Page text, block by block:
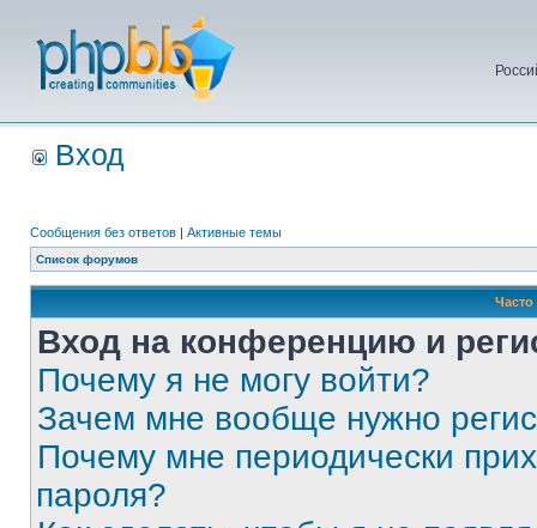
Вход
Сообщения без ответов | Активные темы
Список форумов
Вход на конференцию и
Почему я не могу войти?
Зачем мне вообще нужно
Почему мне периодически
пароля?